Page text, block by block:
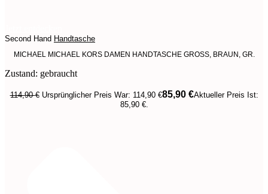
Second Hand Handtasche
MICHAEL MICHAEL KORS DAMEN HANDTASCHE GROSS, BRAUN, GR.
Zustand: gebraucht
114,90€ Ursprünglicher Preis War: 114,90 €85,90 €Aktueller Preis Ist:
85,90 €.